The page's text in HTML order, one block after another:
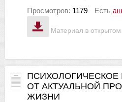
Материал в открытом
Просмотров: 1179 Есть
ПСИХОЛОГИЧЕСКОЕ
ОТ АКТУАЛЬНОЙ
ЖИЗНИ